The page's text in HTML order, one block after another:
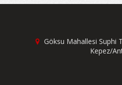
Göksu Mahallesi Suphi
Kepez/